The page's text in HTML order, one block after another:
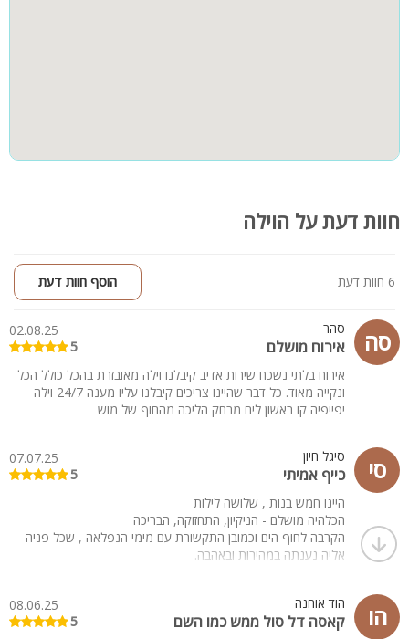
חוות דעת על הוילה
6 חוות דעת הוסף חוות דעת
סה סהר
אירוח מושלם
02.08.25
5
אירוח בלתי נשכח שירות אדיב קיבלנו וילה מאובזרת בהכל כולל הכל
ונקייה מאוד. כל דבר שהיינו צריכים קיבלנו עליו מענה 24/7 וילה
יפייפיה קו ראשון לים מרחק הליכה מהחוף של מוש
סי סיגל חיון
כייף אמיתי
07.07.25
5
היינו חמש בנות , שלושה לילות
הכלהיה מושלם - הניקיון, התחזוקה, הבריכה
הקרבה לחוף הים וכמובן התקשורת עם מימי הנפלאה , שכל פניה
אליה נענתה במהירות ובאהבה.
הו הוד אוחנה
קאסה דל סול ממש כמו השם
08.06.25
5